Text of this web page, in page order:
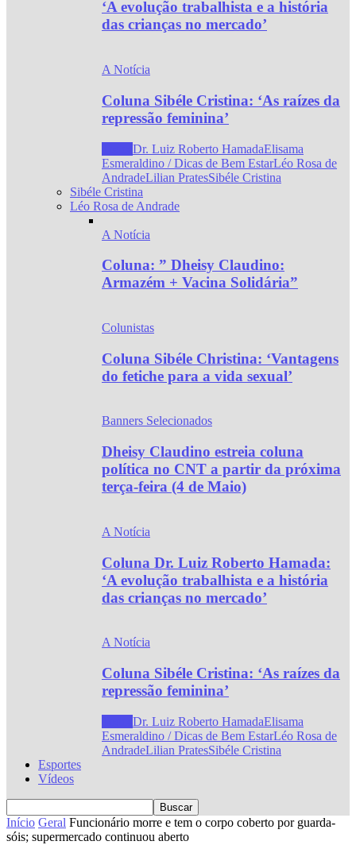
‘A evolução trabalhista e a história
das crianças no mercado’
A Notícia
Coluna Sibéle Cristina: ‘As raízes da
repressão feminina’
Dr. Luiz Roberto HamadaElisama
Esmeraldino / Dicas de Bem EstarLéo Rosa de
AndradeLilian PratesSibéle Cristina
Sibéle Cristina
Léo Rosa de Andrade
A Notícia
Coluna: ” Dheisy Claudino:
Armazém + Vacina Solidária”
Colunistas
Coluna Sibéle Christina: ‘Vantagens
do fetiche para a vida sexual’
Banners Selecionados
Dheisy Claudino estreia coluna
política no CNT a partir da próxima
terça-feira (4 de Maio)
A Notícia
Coluna Dr. Luiz Roberto Hamada:
‘A evolução trabalhista e a história
das crianças no mercado’
A Notícia
Coluna Sibéle Cristina: ‘As raízes da
repressão feminina’
Dr. Luiz Roberto HamadaElisama
Esmeraldino / Dicas de Bem EstarLéo Rosa de
AndradeLilian PratesSibéle Cristina
Esportes
Vídeos
Início Geral Funcionário morre e tem o corpo coberto por guarda-
sóis; supermercado continuou aberto